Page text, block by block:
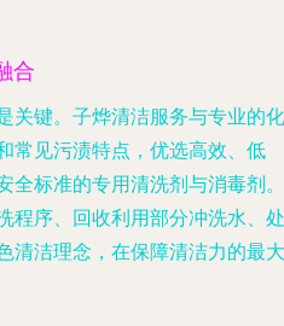
合
关键。子烨清洁服务与专业的化
常见污渍特点，优选高效、低
全标准的专用清洗剂与消毒剂。
程序、回收利用部分冲洗水、处
清洁理念，在保障清洁力的最大